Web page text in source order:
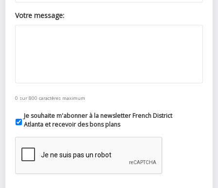
Votre message:
0 sur 800 caractères maximum
Je souhaite m'abonner à la newsletter French District
Atlanta et recevoir des bons plans